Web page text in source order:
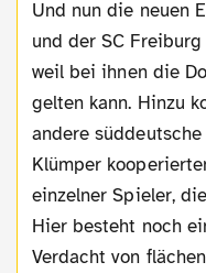
Und nun die neuen Enthüllungen. Der VfB Stuttgart
und der SC
weil bei ihnen die
gelten kann. Hinzu
andere
Klümper
einzelner Spieler,
Hier besteht noch
Verdacht von